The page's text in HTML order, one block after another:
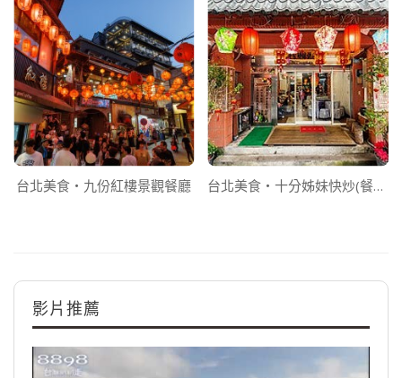
台北美食‧九份紅樓景觀餐廳 台北美食‧十分姊妹快炒(餐廳)
影片推薦